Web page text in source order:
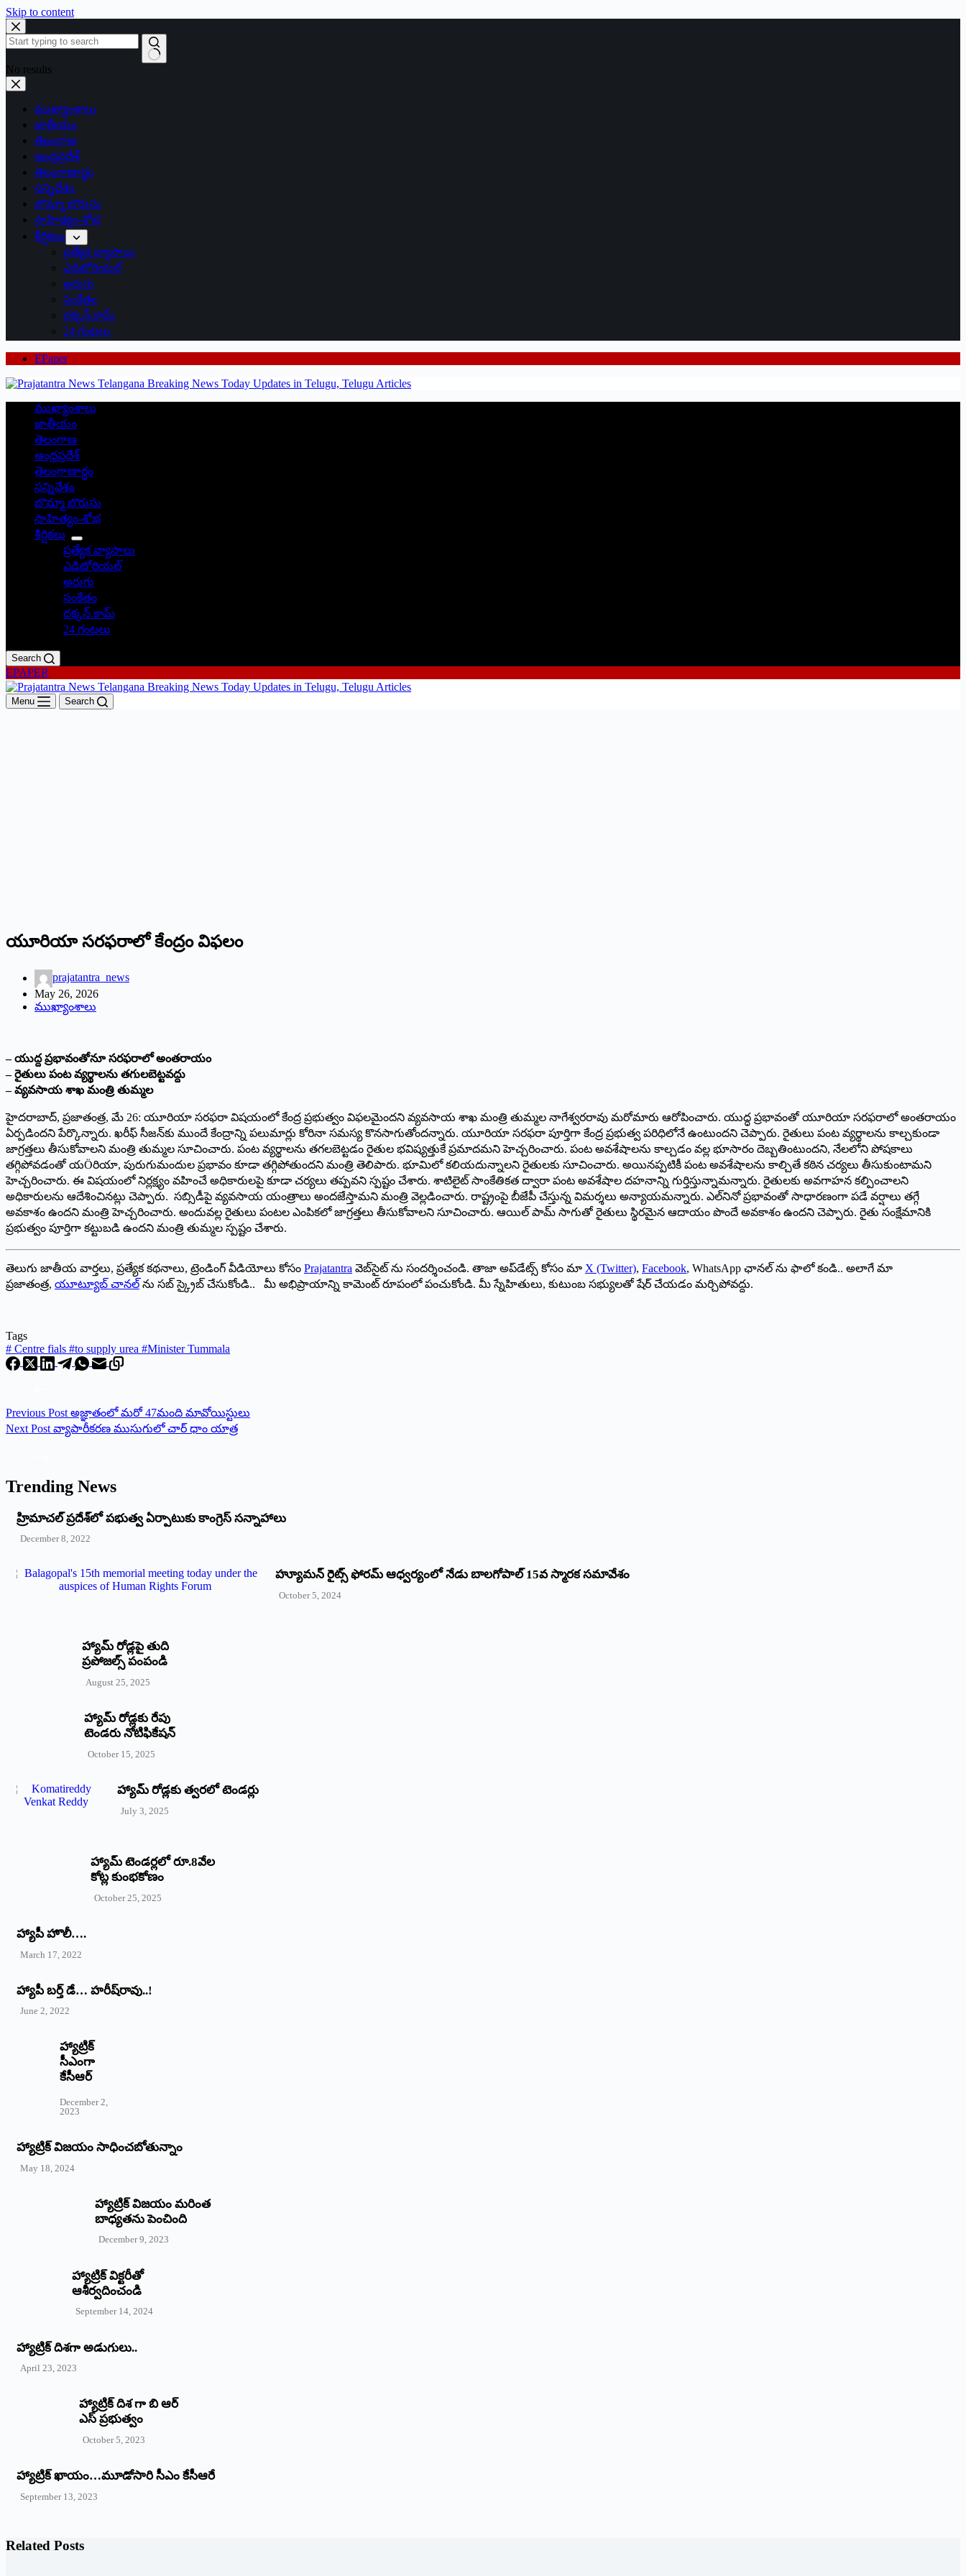
Skip to content
No results
ముఖ్యాంశాలు
జాతీయం
తెలంగాణ
ఆంధ్రప్రదేశ్
తెలంగాణార్థం
సన్నివేశం
బొమ్మా బొరుసు
సాహిత్యం-శోభ
శీర్షికలు
ప్రత్యేక వ్యాసాలు
ఎడిటోరియల్
అరుగు
సంకేతం
దక్కన్.కామ్
24 గంటలు
EPaper
ముఖ్యాంశాలు
జాతీయం
తెలంగాణ
ఆంధ్రప్రదేశ్
తెలంగాణార్థం
సన్నివేశం
బొమ్మా బొరుసు
సాహిత్యం-శోభ
శీర్షికలు
ప్రత్యేక వ్యాసాలు
ఎడిటోరియల్
అరుగు
సంకేతం
దక్కన్.కామ్
24 గంటలు
Search
EPAPER
Menu Search
యూరియా సరఫరాలో కేంద్రం విఫలం
prajatantra_news
May 26, 2026
ముఖ్యాంశాలు
– యుద్ద ప్రభావంతోనూ సరఫరాలో అంతరాయం
– రైతులు పంట వ్యర్థాలను తగులబెట్టవద్దు
– వ్యవసాయ శాఖ మంత్రి తుమ్మల
హైదరాబాద్, ప్రజాతంత్ర, మే 26: యూరియా సరఫరా విషయంలో కేంద్ర ప్రభుత్వం విఫలమైందని వ్యవసాయ శాఖ మంత్రి తుమ్మల నాగేశ్వరరావు మరోమారు ఆరోపించారు. యుద్ధ ప్రభావంతో యూరియా సరఫరాలో అంతరాయం
ఏర్పడిందని పేర్కొన్నారు. ఖరీఫ్ సీజన్‌కు ముందే కేంద్రాన్ని పలుమార్లు కోరినా సమస్య కొనసాగుతోందన్నారు. యూరియా సరఫరా పూర్తిగా కేంద్ర ప్రభుత్వ పరిధిలోనే ఉంటుందని చెప్పారు. రైతులు పంట వ్యర్థాలను కాల్చకుండా
జాగ్రత్తలు తీసుకోవాలని మంత్రి తుమ్మల సూచించారు. పంట వ్యర్థాలను తగలబెట్టడం రైతుల భవిష్యత్తుకే ప్రమాదమని హెచ్చరించారు. పంట అవశేషాలను కాల్చడం వల్ల భూసారం దెబ్బతింటుందని, నేలలోని పోషకాలు
తగ్గిపోవడంతో యÖరియా, పురుగుమందుల ప్రభావం కూడా తగ్గిపోతుందని మంత్రి తెలిపారు. భూమిలో కలియదున్నాలని రైతులకు సూచించారు. అయినప్పటికీ పంట అవశేషాలను కాల్చితే కఠిన చర్యలు తీసుకుంటామని
హెచ్చరించారు. ఈ విషయంలో నిర్లక్ష్యం వహించే అధికారులపై కూడా చర్యలు తప్పవని స్పష్టం చేశారు. శాటిలైట్ సాంకేతికత ద్వారా పంట అవశేషాల దహనాన్ని గుర్తిస్తున్నామన్నారు. రైతులకు అవగాహన కల్పించాలని
అధికారులను ఆదేశించినట్లు చెప్పారు. సబ్సిడీపై వ్యవసాయ యంత్రాలు అందజేస్తామని మంత్రి వెల్లడించారు. రాష్ట్రంపై బీజేపీ చేస్తున్న విమర్శలు అన్యాయమన్నారు. ఎల్‌నినో ప్రభావంతో సాధారణంగా పడే వర్షాలు తగ్గే
అవకాశం ఉందని మంత్రి హెచ్చరించారు. అందువల్ల రైతులు పంటల ఎంపికలో జాగ్రత్తలు తీసుకోవాలని సూచించారు. ఆయిల్ పామ్ సాగుతో రైతులు స్థిరమైన ఆదాయం పొందే అవకాశం ఉందని చెప్పారు. రైతు సంక్షేమానికి
ప్రభుత్వం పూర్తిగా కట్టుబడి ఉందని మంత్రి తుమ్మల స్పష్టం చేశారు.
తెలుగు జాతీయ వార్తలు, ప్రత్యేక కథనాలు, ట్రెండింగ్ వీడియోలు కోసం Prajatantra వెబ్‌సైట్ ను సందర్శించండి. తాజా అప్‌డేట్స్ కోసం మా X (Twitter), Facebook, WhatsApp ఛానల్ ను ఫాలో కండి.. అలాగే మా
ప్రజాతంత్ర, యూట్యూబ్ చానల్ ను సబ్ స్క్రైబ్ చేసుకోండి.. మీ అభిప్రాయాన్ని కామెంట్ రూపంలో పంచుకోండి. మీ స్నేహితులు, కుటుంబ సభ్యులతో షేర్ చేయడం మర్చిపోవద్దు.
Tags
# Centre fials #to supply urea #Minister Tummala
Previous Post అజ్ఞాతంలో మరో 47మంది మావోయిస్టులు
Next Post వ్యాపారీకరణ ముసుగులో చార్ ధాం యాత్ర
Trending News
‌హ్రిమాచల్‌ ‌ప్రదేశ్‌లో పభుత్వ ఏర్పాటుకు కాంగ్రెస్‌ ‌సన్నాహాలు
December 8, 2022
హ్యూమన్‌ రైట్స్‌ ఫోరమ్‌ ఆధ్వర్యంలో నేడు బాలగోపాల్‌ 15వ స్మారక సమావేశం
October 5, 2024
హ్యామ్‌ రోడ్లపై తుది
ప్రపోజల్స్‌ పంపండి
August 25, 2025
హ్యామ్‌ రోడ్లకు రేపు
టెండరు నోటిఫికేషన్‌
October 15, 2025
హ్యామ్‌ రోడ్లకు త్వరలో టెండర్లు
July 3, 2025
హ్యామ్‌ ‌టెండర్లలో రూ.8వేల
కోట్ల కుంభకోణం
October 25, 2025
హ్యాపీ హొలీ….
March 17, 2022
హ్యాపీ బర్త్ ‌డే… హరీష్‌రావు..!
June 2, 2022
హ్యాట్రిక్‌
‌సీఎంగా
కేసీఆర్‌
December 2,
2023
హ్యాట్రిక్‌ విజయం సాధించబోతున్నాం
May 18, 2024
హ్యాట్రిక్ విజయం మరింత
బాధ్యతను పెంచింది
December 9, 2023
హ్యాట్రిక్‌ ‌విక్టరీతో
ఆశీర్వదించండి
September 14, 2024
‌హ్యాట్రిక్‌ ‌దిశగా అడుగులు..
April 23, 2023
హ్యాట్రిక్ దిశ గా బి ఆర్
ఎస్ ప్రభుత్వం
October 5, 2023
హ్యాట్రిక్‌ ‌ఖాయం…మూడోసారి సీఎం కేసీఆరే
September 13, 2023
Related Posts